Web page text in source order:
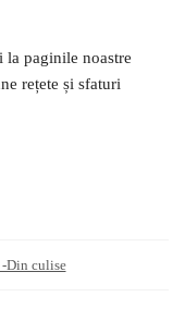
la paginile noastre
rețete și sfaturi
Din culise